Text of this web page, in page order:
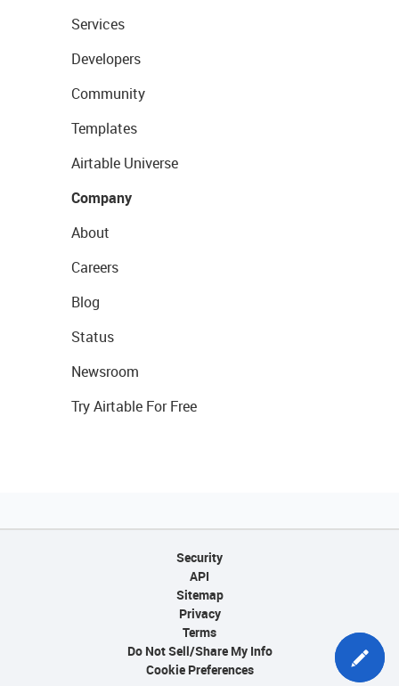
Services
Developers
Community
Templates
Airtable Universe
Company
About
Careers
Blog
Status
Newsroom
Try Airtable For Free
Security
API
Sitemap
Privacy
Terms
Do Not Sell/Share My Info
Cookie Preferences